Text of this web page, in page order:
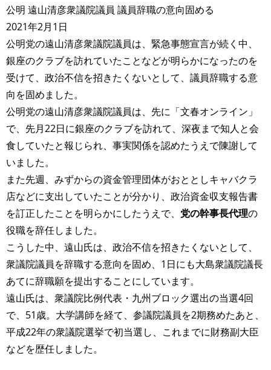
公明 遠山清彦衆議院議員 議員辞職の意向固める
2021年2月1日
公明党の遠山清彦衆議院議員は、緊急事態宣言が続く中、
銀座のクラブを訪れていたことなどが明らかになったのを
受けて、政治不信を招きたくないとして、議員辞職する意
向を固めました。
公明党の遠山清彦衆議院議員は、先に「文春オンライン」
で、先月22日に銀座のクラブを訪れて、深夜まで知人と会
食していたと報じられ、事実関係を認めたうえで陳謝して
いました。
また先週、みずからの資金管理団体がおととしキャバクラ
店などに支出していたことが分かり、政治資金収支報告書
を訂正したことを明らかにしたうえで、 党の幹事長代理の
役職を辞任しました。
こうした中、遠山氏は、政治不信を招きたくないとして、
衆議院議員を辞職する意向を固め、1日にも大島衆議院議長
あてに辞職願を提出することにしています。
遠山氏は、衆議院比例代表・九州ブロック選出の当選4回
で、51歳。大学講師を経て、参議院議員を2期務めたあと、
平成22年の衆議院選挙で初当選し、これまでに財務副大臣
などを歴任しました。